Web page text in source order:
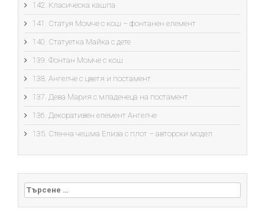
142. Класическа кашпа
141. Статуя Момче с кош – фонтанен елемент
140. Статуетка Майка с дете
139. Фонтан Момче с кош
138. Ангелче с цветя и постамент
137. Дева Мария с младенеца на постамент
136. Декоративен елемент Ангелче
135. Стенна чешма Елиза с плот – авторски модел
Търсене за: